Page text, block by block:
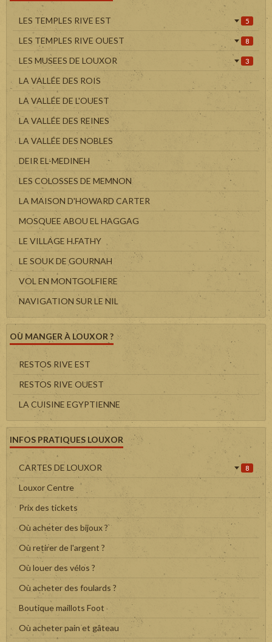
LES TEMPLES RIVE EST 5
LES TEMPLES RIVE OUEST 8
LES MUSEES DE LOUXOR 3
LA VALLÉE DES ROIS
LA VALLÉE DE L'OUEST
LA VALLÉE DES REINES
LA VALLÉE DES NOBLES
DEIR EL-MEDINEH
LES COLOSSES DE MEMNON
LA MAISON D'HOWARD CARTER
MOSQUEE ABOU EL HAGGAG
LE VILLAGE H.FATHY
LE SOUK DE GOURNAH
VOL EN MONTGOLFIERE
NAVIGATION SUR LE NIL
OÙ MANGER À LOUXOR ?
RESTOS RIVE EST
RESTOS RIVE OUEST
LA CUISINE EGYPTIENNE
INFOS PRATIQUES LOUXOR
CARTES DE LOUXOR 8
Louxor Centre
Prix des tickets
Où acheter des bijoux ?
Où retirer de l'argent ?
Où louer des vélos ?
Où acheter des foulards ?
Boutique maillots Foot
Où acheter pain et gâteau